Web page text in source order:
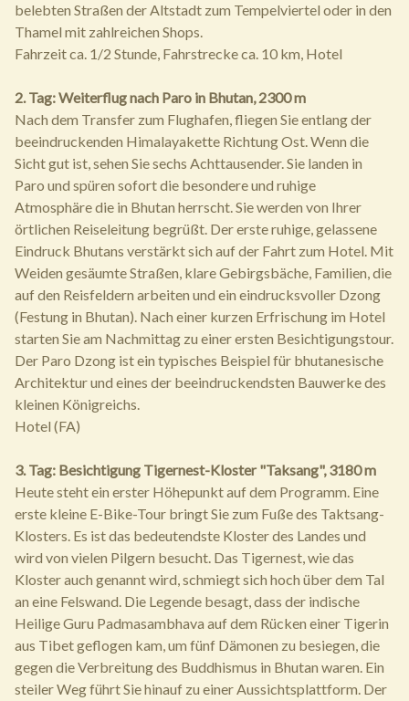
belebten Straßen der Altstadt zum Tempelviertel oder in den
Thamel mit zahlreichen Shops.
Fahrzeit ca. 1/2 Stunde, Fahrstrecke ca. 10 km, Hotel
2. Tag: Weiterflug nach Paro in Bhutan, 2300 m
Nach dem Transfer zum Flughafen, fliegen Sie entlang der
beeindruckenden Himalayakette Richtung Ost. Wenn die
Sicht gut ist, sehen Sie sechs Achttausender. Sie landen in
Paro und spüren sofort die besondere und ruhige
Atmosphäre die in Bhutan herrscht. Sie werden von Ihrer
örtlichen Reiseleitung begrüßt. Der erste ruhige, gelassene
Eindruck Bhutans verstärkt sich auf der Fahrt zum Hotel. Mit
Weiden gesäumte Straßen, klare Gebirgsbäche, Familien, die
auf den Reisfeldern arbeiten und ein eindrucksvoller Dzong
(Festung in Bhutan). Nach einer kurzen Erfrischung im Hotel
starten Sie am Nachmittag zu einer ersten Besichtigungstour.
Der Paro Dzong ist ein typisches Beispiel für bhutanesische
Architektur und eines der beeindruckendsten Bauwerke des
kleinen Königreichs.
Hotel (FA)
3. Tag: Besichtigung Tigernest-Kloster "Taksang", 3180 m
Heute steht ein erster Höhepunkt auf dem Programm. Eine
erste kleine E-Bike-Tour bringt Sie zum Fuße des Taktsang-
Klosters. Es ist das bedeutendste Kloster des Landes und
wird von vielen Pilgern besucht. Das Tigernest, wie das
Kloster auch genannt wird, schmiegt sich hoch über dem Tal
an eine Felswand. Die Legende besagt, dass der indische
Heilige Guru Padmasambhava auf dem Rücken einer Tigerin
aus Tibet geflogen kam, um fünf Dämonen zu besiegen, die
gegen die Verbreitung des Buddhismus in Bhutan waren. Ein
steiler Weg führt Sie hinauf zu einer Aussichtsplattform. Der